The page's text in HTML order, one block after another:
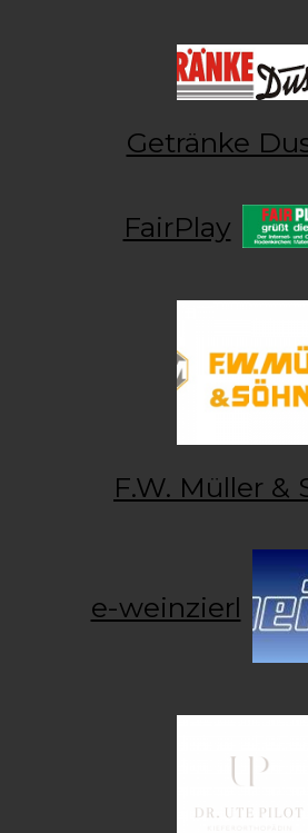
Getränke
FairPlay
F.W. Müller &
e-weinzierl